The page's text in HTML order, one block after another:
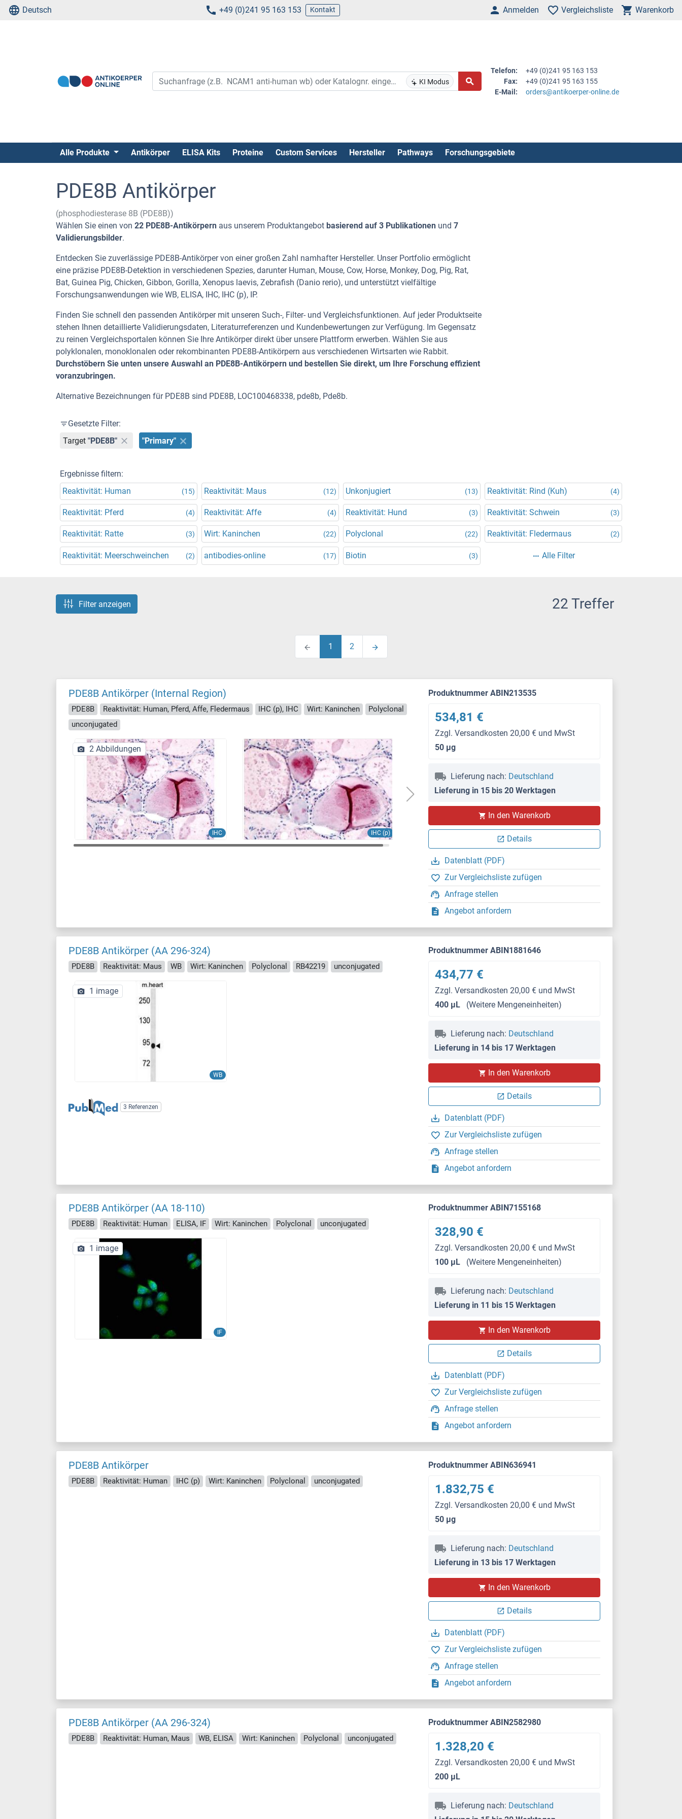
Deutsch +49 (0)241 95 163 153 Kontakt Anmelden Vergleichsliste Warenkorb
KI Modus
Telefon:
+49 (0)241 95 163 153
Fax:
+49 (0)241 95 163 155
E-Mail:
orders@antikoerper-online.de
Alle Produkte Antikörper ELISA Kits Proteine Custom Services Hersteller Pathways Forschungsgebiete
PDE8B Antikörper
(phosphodiesterase 8B (PDE8B))
Wählen Sie einen von 22 PDE8B-Antikörpern aus unserem Produktangebot basierend auf 3 Publikationen und 7
Validierungsbilder.
Entdecken Sie zuverlässige PDE8B-Antikörper von einer großen Zahl namhafter Hersteller. Unser Portfolio ermöglicht
eine präzise PDE8B-Detektion in verschiedenen Spezies, darunter Human, Mouse, Cow, Horse, Monkey, Dog, Pig, Rat,
Bat, Guinea Pig, Chicken, Gibbon, Gorilla, Xenopus laevis, Zebrafish (Danio rerio), und unterstützt vielfältige
Forschungsanwendungen wie WB, ELISA, IHC, IHC (p), IP.
Finden Sie schnell den passenden Antikörper mit unseren Such-, Filter- und Vergleichsfunktionen. Auf jeder Produktseite
stehen Ihnen detaillierte Validierungsdaten, Literaturreferenzen und Kundenbewertungen zur Verfügung. Im Gegensatz
zu reinen Vergleichsportalen können Sie Ihre Antikörper direkt über unsere Plattform erwerben. Wählen Sie aus
polyklonalen, monoklonalen oder rekombinanten PDE8B-Antikörpern aus verschiedenen Wirtsarten wie Rabbit.
Durchstöbern Sie unten unsere Auswahl an PDE8B-Antikörpern und bestellen Sie direkt, um Ihre Forschung effizient
voranzubringen.
Alternative Bezeichnungen für PDE8B sind PDE8B, LOC100468338, pde8b, Pde8b.
Gesetzte Filter:
Target "PDE8B" "Primary"
Ergebnisse filtern:
Reaktivität: Human
(15) Reaktivität: Maus (12) Unkonjugiert (13) Reaktivität: Rind (Kuh) (4)
Reaktivität: Pferd (4) Reaktivität: Affe (4) Reaktivität: Hund (3) Reaktivität: Schwein (3)
Reaktivität: Ratte (3) Wirt: Kaninchen (22) Polyclonal (22) Reaktivität: Fledermaus (2)
Reaktivität: Meerschweinchen (2) antibodies-online (17) Biotin (3) Alle Filter
Filter anzeigen 22 Treffer
1 2
PDE8B Antikörper (Internal Region)
PDE8B Reaktivität: Human, Pferd, Affe, Fledermaus IHC (p), IHC Wirt: Kaninchen
Polyclonal
unconjugated
IHC IHC (p)
2 Abbildungen
Produktnummer ABIN213535
534,81 €
Zzgl. Versandkosten 20,00 € und MwSt
50 μg
Lieferung nach: Deutschland
Lieferung in 15 bis 20 Werktagen
In den Warenkorb
Details
Datenblatt (PDF)
Zur Vergleichsliste zufügen
Anfrage stellen
Angebot anfordern
PDE8B Antikörper (AA 296-324)
PDE8B Reaktivität: Maus WB Wirt: Kaninchen Polyclonal RB42219 unconjugated
WB
1 image
3 Referenzen
Produktnummer ABIN1881646
434,77 €
Zzgl. Versandkosten 20,00 € und MwSt
400 μL
(Weitere Mengeneinheiten)
Lieferung nach: Deutschland
Lieferung in 14 bis 17 Werktagen
In den Warenkorb
Details
Datenblatt (PDF)
Zur Vergleichsliste zufügen
Anfrage stellen
Angebot anfordern
PDE8B Antikörper (AA 18-110)
PDE8B Reaktivität: Human ELISA, IF Wirt: Kaninchen Polyclonal unconjugated
IF
1 image
Produktnummer ABIN7155168
328,90 €
Zzgl. Versandkosten 20,00 € und MwSt
100 μL
(Weitere Mengeneinheiten)
Lieferung nach: Deutschland
Lieferung in 11 bis 15 Werktagen
In den Warenkorb
Details
Datenblatt (PDF)
Zur Vergleichsliste zufügen
Anfrage stellen
Angebot anfordern
PDE8B Antikörper
PDE8B Reaktivität: Human IHC (p) Wirt: Kaninchen Polyclonal unconjugated
Produktnummer ABIN636941
1.832,75 €
Zzgl. Versandkosten 20,00 € und MwSt
50 μg
Lieferung nach: Deutschland
Lieferung in 13 bis 17 Werktagen
In den Warenkorb
Details
Datenblatt (PDF)
Zur Vergleichsliste zufügen
Anfrage stellen
Angebot anfordern
PDE8B Antikörper (AA 296-324)
PDE8B Reaktivität: Human, Maus WB, ELISA Wirt: Kaninchen Polyclonal unconjugated
Produktnummer ABIN2582980
1.328,20 €
Zzgl. Versandkosten 20,00 € und MwSt
200 μL
Lieferung nach: Deutschland